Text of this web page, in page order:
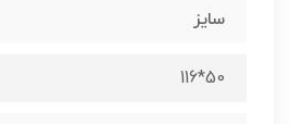
سایز
50*116